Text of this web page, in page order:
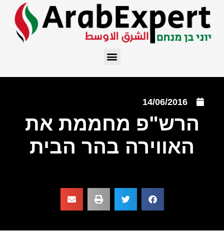
14/06/2016
הרש"פ מחממת את
האווירה בהר הבית